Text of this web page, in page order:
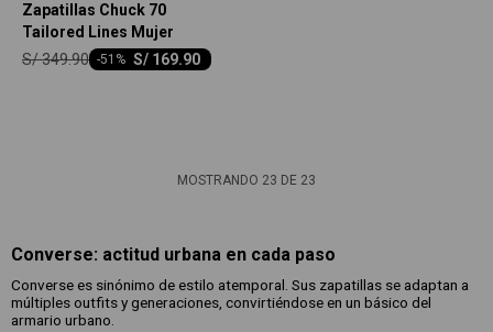
Zapatillas Chuck 70
Tailored Lines Mujer
S/ 169.90
-51
S/349.90
MOSTRANDO 23 DE 23
Converse: actitud urbana en cada paso
Converse es sinónimo de estilo atemporal. Sus zapatillas se adaptan a
múltiples outfits y generaciones, convirtiéndose en un básico del
armario urbano.